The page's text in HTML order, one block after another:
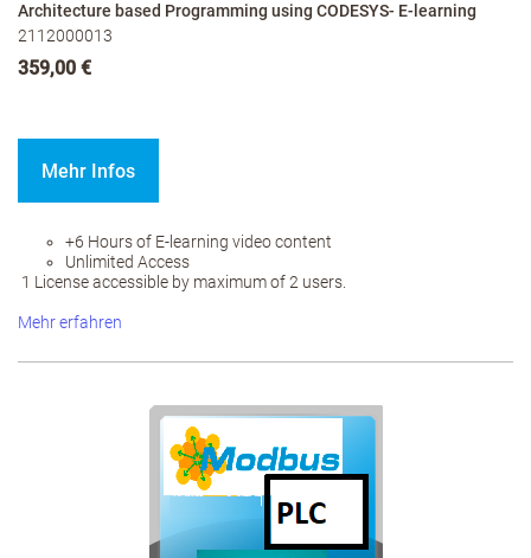
Architecture based Programming using CODESYS- E-learning
2112000013
359,00 €
Mehr Infos
+6 Hours of E-learning video content
Unlimited Access
1 License accessible by maximum of 2 users.
Mehr erfahren